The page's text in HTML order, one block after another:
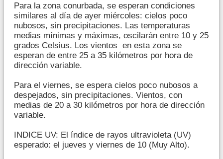
Para la zona conurbada, se esperan condiciones
similares al día de ayer miércoles: cielos poco
nubosos, sin precipitaciones. Las temperaturas
medias mínimas y máximas, oscilarán entre 10 y 25
grados Celsius. Los vientos en esta zona se
esperan de entre 25 a 35 kilómetros por hora de
dirección variable.
Para el viernes, se espera cielos poco nubosos a
despejados, sin precipitaciones. Vientos, con
medias de 20 a 30 kilómetros por hora de dirección
variable.
INDICE UV: El índice de rayos ultravioleta (UV)
esperado: el jueves y viernes de 10 (Muy Alto).